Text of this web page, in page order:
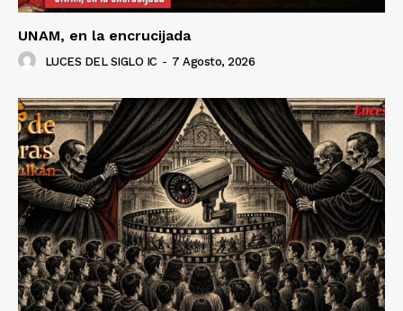
UNAM, en la encrucijada
LUCES DEL SIGLO IC - 7 Agosto, 2026